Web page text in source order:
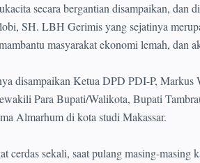
secara bergantian disampaikan,
SH. LBH Gerimis yang sejatinya
masyarakat ekonomi lemah, dan
disampaikan Ketua DPD PDI-P, Markus
Para Bupati/Walikota, Bupati
Almarhum di kota studi Makassar.
cerdas sekali, saat pulang masing-masing